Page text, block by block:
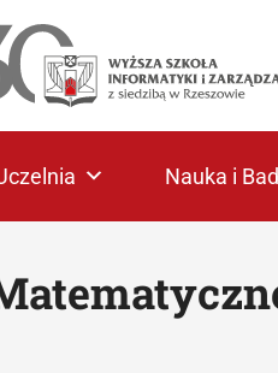
Nauka i